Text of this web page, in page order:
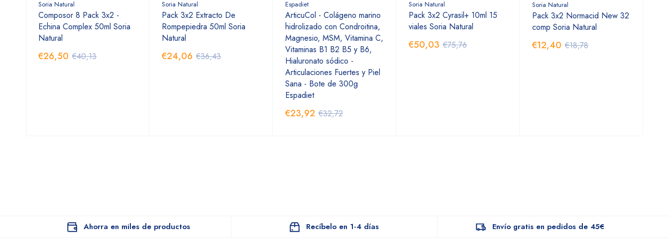
Soria Natural
Composor 8 Pack 3x2 -
Echina Complex 50ml Soria
Natural
€26,50 €40,13
Soria Natural
Pack 3x2 Extracto De
Rompepiedra 50ml Soria
Natural
€24,06 €36,43
Espadiet
ArticuCol - Colágeno marino
hidrolizado con Condroitina,
Magnesio, MSM, Vitamina C,
Vitaminas B1 B2 B5 y B6,
Hialuronato sódico -
Articulaciones Fuertes y Piel
Sana - Bote de 300g
Espadiet
€23,92 €32,72
Soria Natural
Pack 3x2 Cyrasil+ 10ml 15
viales Soria Natural
€50,03 €75,76
Soria Natural
Pack 3x2 Normacid New 32
comp Soria Natural
€12,40 €18,78
Ahorra en miles de productos Recíbelo en 1-4 días Envío gratis en pedidos de 45€